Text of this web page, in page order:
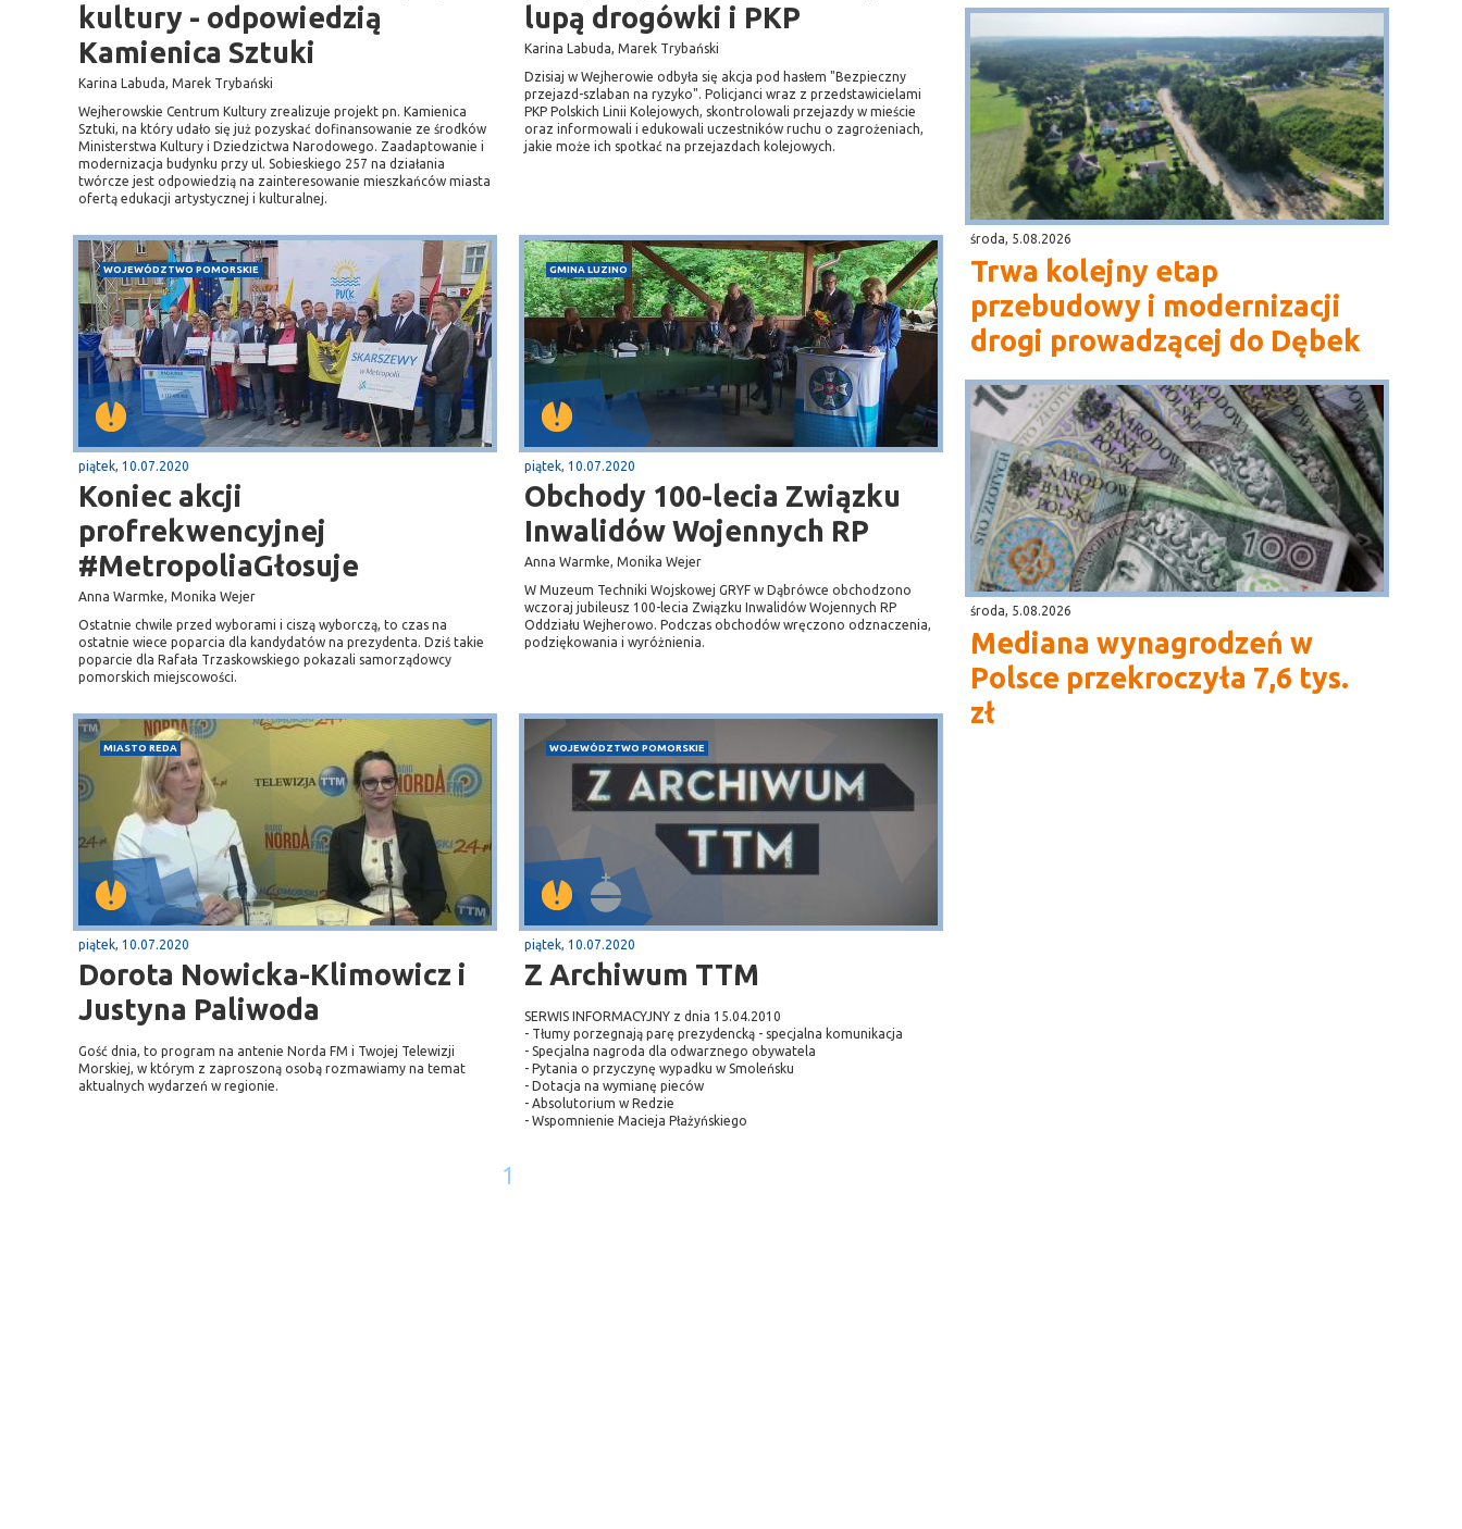
kultury - odpowiedzią
Kamienica Sztuki
Karina Labuda, Marek Trybański
Wejherowskie Centrum Kultury zrealizuje projekt pn. Kamienica
Sztuki, na który udało się już pozyskać dofinansowanie ze środków
Ministerstwa Kultury i Dziedzictwa Narodowego. Zaadaptowanie i
modernizacja budynku przy ul. Sobieskiego 257 na działania
twórcze jest odpowiedzią na zainteresowanie mieszkańców miasta
ofertą edukacji artystycznej i kulturalnej.
lupą drogówki i PKP
Karina Labuda, Marek Trybański
Dzisiaj w Wejherowie odbyła się akcja pod hasłem "Bezpieczny
przejazd-szlaban na ryzyko". Policjanci wraz z przedstawicielami
PKP Polskich Linii Kolejowych, skontrolowali przejazdy w mieście
oraz informowali i edukowali uczestników ruchu o zagrożeniach,
jakie może ich spotkać na przejazdach kolejowych.
WOJEWÓDZTWO POMORSKIE
piątek, 10.07.2020
Koniec akcji
profrekwencyjnej
#MetropoliaGłosuje
Anna Warmke, Monika Wejer
Ostatnie chwile przed wyborami i ciszą wyborczą, to czas na
ostatnie wiece poparcia dla kandydatów na prezydenta. Dziś takie
poparcie dla Rafała Trzaskowskiego pokazali samorządowcy
pomorskich miejscowości.
GMINA LUZINO
piątek, 10.07.2020
Obchody 100-lecia Związku
Inwalidów Wojennych RP
Anna Warmke, Monika Wejer
W Muzeum Techniki Wojskowej GRYF w Dąbrówce obchodzono
wczoraj jubileusz 100-lecia Związku Inwalidów Wojennych RP
Oddziału Wejherowo. Podczas obchodów wręczono odznaczenia,
podziękowania i wyróżnienia.
MIASTO REDA
piątek, 10.07.2020
Dorota Nowicka-Klimowicz i
Justyna Paliwoda
Gość dnia, to program na antenie Norda FM i Twojej Telewizji
Morskiej, w którym z zaproszoną osobą rozmawiamy na temat
aktualnych wydarzeń w regionie.
WOJEWÓDZTWO POMORSKIE
piątek, 10.07.2020
Z Archiwum TTM
SERWIS INFORMACYJNY z dnia 15.04.2010
- Tłumy porzegnają parę prezydencką - specjalna komunikacja
- Specjalna nagroda dla odwarznego obywatela
- Pytania o przyczynę wypadku w Smoleńsku
- Dotacja na wymianę pieców
- Absolutorium w Redzie
- Wspomnienie Macieja Płażyńskiego
1
środa, 5.08.2026
Trwa kolejny etap
przebudowy i modernizacji
drogi prowadzącej do Dębek
środa, 5.08.2026
Mediana wynagrodzeń w
Polsce przekroczyła 7,6 tys.
zł